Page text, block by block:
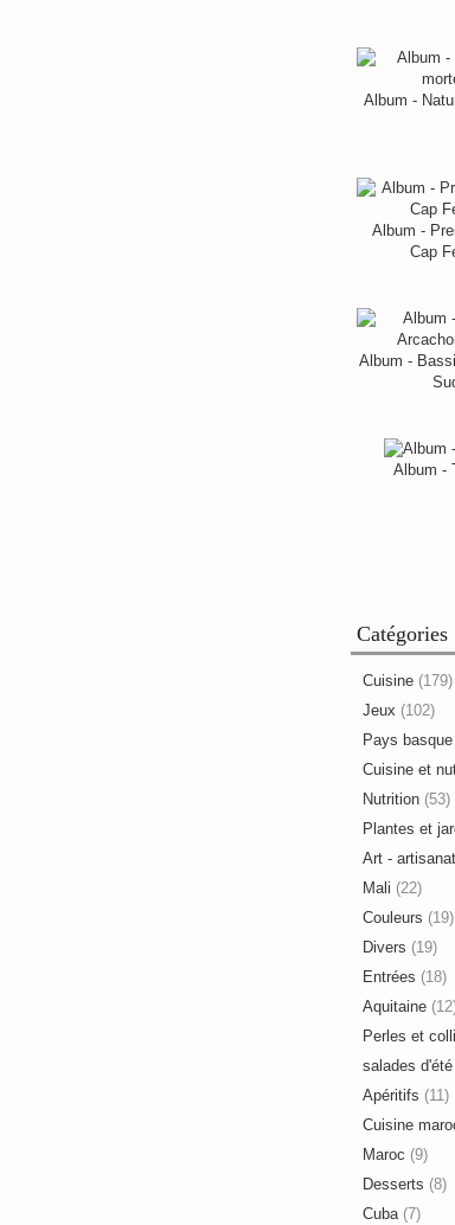
Album -
Album -
Cap
Album -
Album -
Catégories
Cuisine (179)
Jeux (102)
Pays basque
Cuisine et
Nutrition (53)
Plantes et
Art -
Mali (22)
Couleurs (19)
Divers (19)
Entrées (18)
Aquitaine
Perles et
salades d'été
Apéritifs (11)
Cuisine
Maroc (9)
Desserts (8)
Cuba(7)